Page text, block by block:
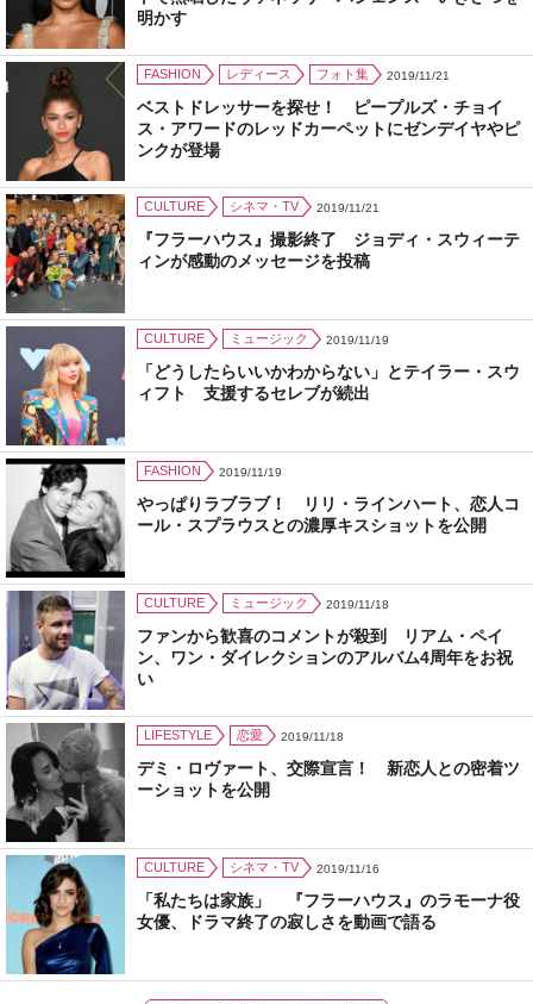
明かす
FASHION レディース フォト集 2019/11/21
ベストドレッサーを探せ！ ピープルズ・チョイ
ス・アワードのレッドカーペットにゼンデイヤやピ
ンクが登場
CULTURE シネマ・TV 2019/11/21
『フラーハウス』撮影終了 ジョディ・スウィーテ
ィンが感動のメッセージを投稿
CULTURE ミュージック 2019/11/19
「どうしたらいいかわからない」とテイラー・スウ
ィフト 支援するセレブが続出
FASHION 2019/11/19
やっぱりラブラブ！ リリ・ラインハート、恋人コ
ール・スプラウスとの濃厚キスショットを公開
CULTURE ミュージック 2019/11/18
ファンから歓喜のコメントが殺到 リアム・ペイ
ン、ワン・ダイレクションのアルバム4周年をお祝
い
LIFESTYLE 恋愛 2019/11/18
デミ・ロヴァート、交際宣言！ 新恋人との密着ツ
ーショットを公開
CULTURE シネマ・TV 2019/11/16
「私たちは家族」 『フラーハウス』のラモーナ役
女優、ドラマ終了の寂しさを動画で語る